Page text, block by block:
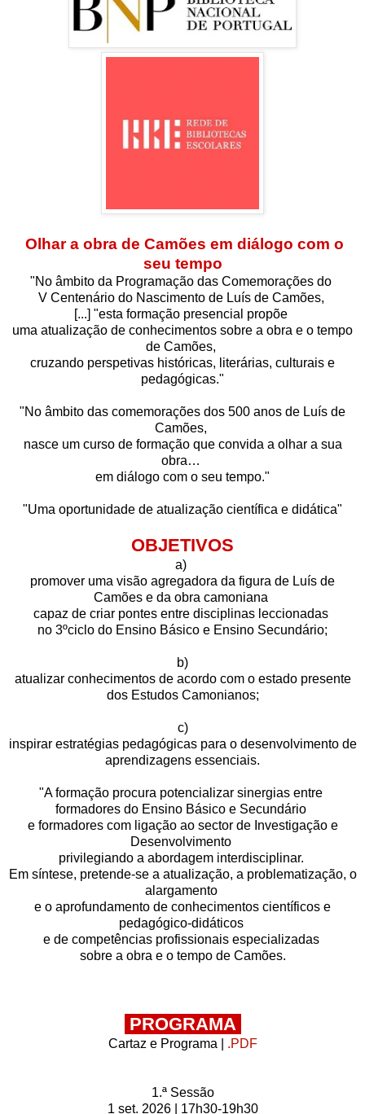
Olhar a obra de Camões em diálogo com o
seu tempo
"No âmbito da Programação das Comemorações do
V Centenário do Nascimento de Luís de Camões,
[...] "esta formação presencial propõe
uma atualização de conhecimentos sobre a obra e o tempo
de Camões,
cruzando perspetivas históricas, literárias, culturais e
pedagógicas."
"No âmbito das comemorações dos 500 anos de Luís de
Camões,
nasce um curso de formação que convida a olhar a sua
obra…
em diálogo com o seu tempo."
"Uma oportunidade de atualização científica e didática"
OBJETIVOS
a)
promover uma visão agregadora da figura de Luís de
Camões e da obra camoniana
capaz de criar pontes entre disciplinas leccionadas
no 3ºciclo do Ensino Básico e Ensino Secundário;
b)
atualizar conhecimentos de acordo com o estado presente
dos Estudos Camonianos;
c)
inspirar estratégias pedagógicas para o desenvolvimento de
aprendizagens essenciais.
"A formação procura potencializar sinergias entre
formadores do Ensino Básico e Secundário
e formadores com ligação ao sector de Investigação e
Desenvolvimento
privilegiando a abordagem interdisciplinar.
Em síntese, pretende-se a atualização, a problematização, o
alargamento
e o aprofundamento de conhecimentos científicos e
pedagógico-didáticos
e de competências profissionais especializadas
sobre a obra e o tempo de Camões.
PROGRAMA
Cartaz e Programa | .PDF
1.ª Sessão
1 set. 2026 | 17h30-19h30